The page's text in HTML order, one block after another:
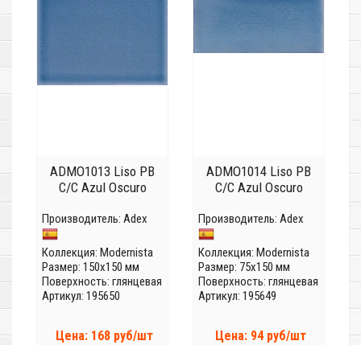
ADMO1013 Liso PB
C/C Azul Oscuro
Производитель: Adex
Коллекция: Modernista
Размер: 150x150 мм
Поверхность: глянцевая
Артикул: 195650
Цена: 168 руб/шт
ADMO1014 Liso PB
C/C Azul Oscuro
Производитель: Adex
Коллекция: Modernista
Размер: 75x150 мм
Поверхность: глянцевая
Артикул: 195649
Цена: 94 руб/шт